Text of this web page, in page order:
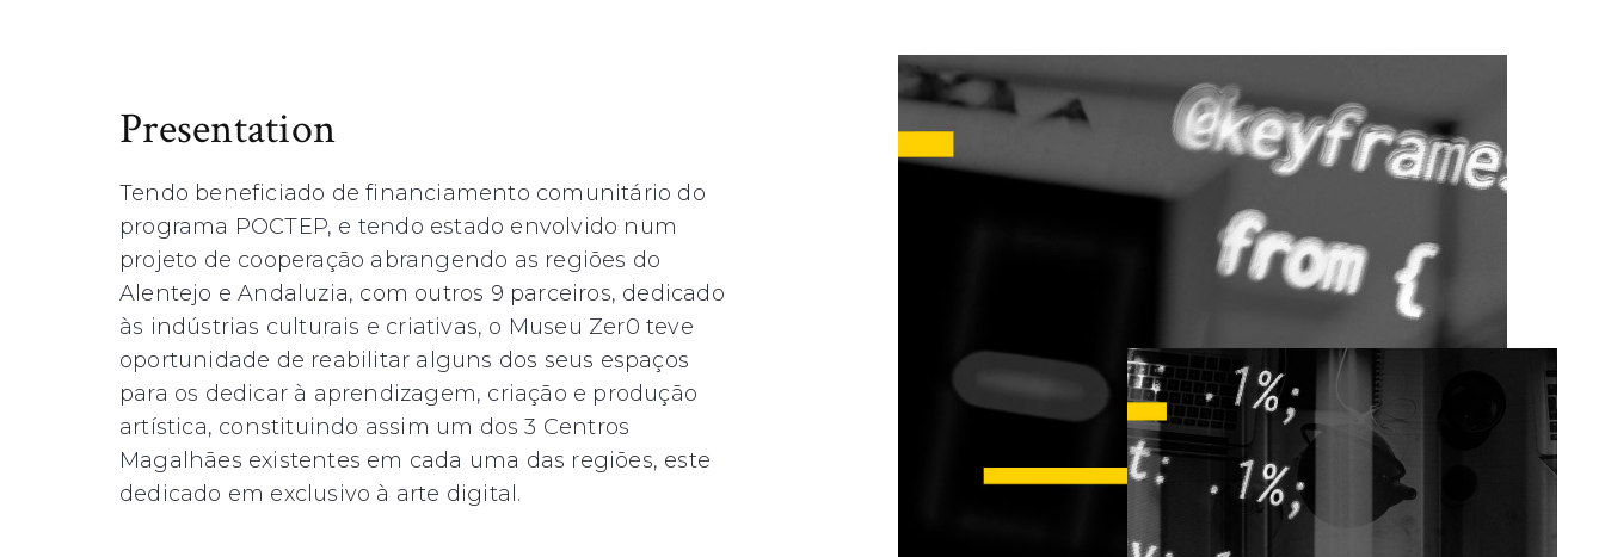
Presentation
Tendo beneficiado de financiamento comunitário do
programa POCTEP, e tendo estado envolvido num
projeto de cooperação abrangendo as regiões do
Alentejo e Andaluzia, com outros 9 parceiros, dedicado
às indústrias culturais e criativas, o Museu Zer0 teve
oportunidade de reabilitar alguns dos seus espaços
para os dedicar à aprendizagem, criação e produção
artística, constituindo assim um dos 3 Centros
Magalhães existentes em cada uma das regiões, este
dedicado em exclusivo à arte digital.